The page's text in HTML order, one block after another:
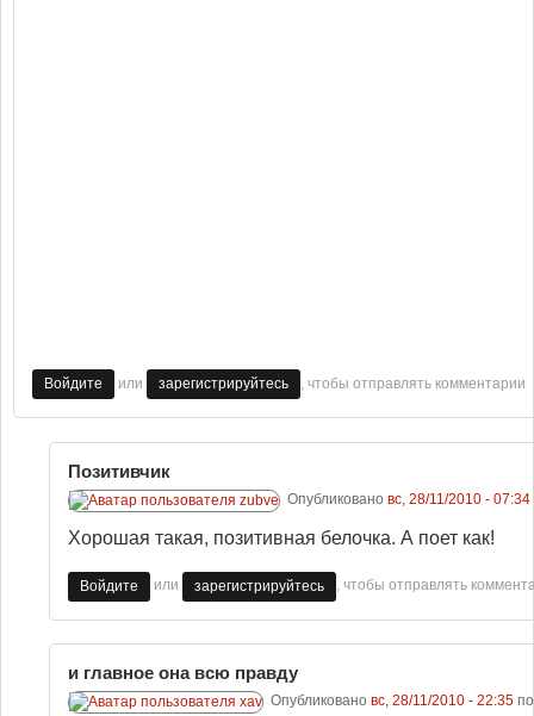
Войдите или зарегистрируйтесь , чтобы отправлять комментарии
Позитивчик
Опубликовано вс, 28/11/2010 - 07:34
Хорошая такая, позитивная белочка. А поет как!
Войдите или зарегистрируйтесь , чтобы отправлять
и главное она всю правду
Опубликовано вс, 28/11/2010 - 22:35